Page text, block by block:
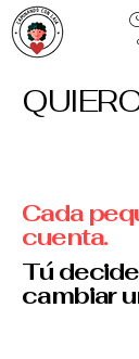
Cada
cuenta.
Tú
cambiar